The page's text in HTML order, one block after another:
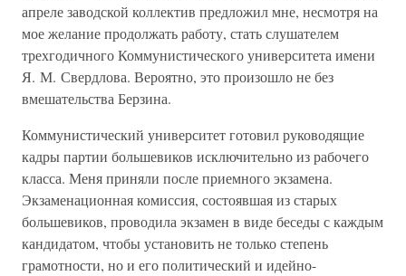
апреле заводской коллектив предложил мне, несмотря на
мое желание продолжать работу, стать слушателем
трехгодичного Коммунистического университета имени
Я. М. Свердлова. Вероятно, это произошло не без
вмешательства Берзина.
Коммунистический университет готовил руководящие
кадры партии большевиков исключительно из рабочего
класса. Меня приняли после приемного экзамена.
Экзаменационная комиссия, состоявшая из старых
большевиков, проводила экзамен в виде беседы с каждым
кандидатом, чтобы установить не только степень
грамотности, но и его политический и идейно-